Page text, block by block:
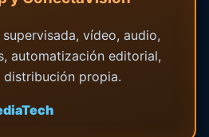
vídeo, audio,
automatización editorial,
propia.